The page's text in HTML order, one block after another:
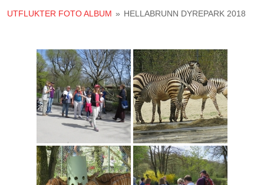
UTFLUKTER FOTO ALBUM » HELLABRUNN DYREPARK 2018